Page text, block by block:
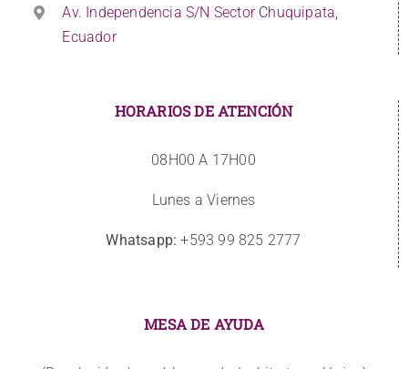
Av. Independencia S/N Sector Chuquipata,
Ecuador
HORARIOS DE ATENCIÓN
08H00 A 17H00
Lunes a Viernes
Whatsapp: +593 99 825 2777
MESA DE AYUDA